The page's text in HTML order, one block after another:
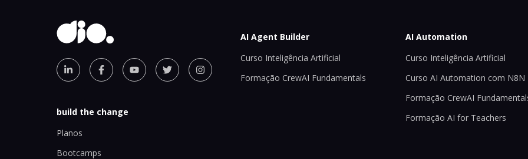
build the change
Planos
Bootcamps
AI Agent Builder
Curso Inteligência Artificial
Formação CrewAI Fundamentals
AI Automation
Curso Inteligência Artificial
Curso AI Automation com N8N
Formação CrewAI
Formação AI for Teachers